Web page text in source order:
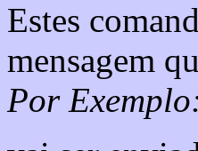
Estes
mensagem
Por